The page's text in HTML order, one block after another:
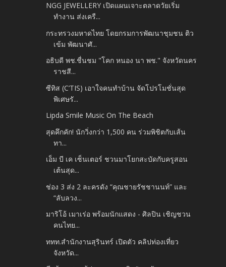
NGG JEWELLERY เปิดแผนเจาะตลาดวัยเริ่ม
ทำงาน ส่งเครื...
กระทรวงมหาดไทย โดยกรมการพัฒนาชุมชน ติว
เข้ม พัฒนาศั...
อธิบดี พช.ชื่นชม "โคก หนอง นา พช." จังหวัดนคร
ราชสี...
ซีทิส (C’TIS) เอาใจคนทำบ้าน จัดโปรโมชั่นสุด
พิเศษรั...
Lipda Smile Music On The Beach
สุดคึกคัก! นักวิ่งกว่า 1,500 คน ร่วมพิชิตกับเส้น
ทา...
เอ็ม บี เค เซ็นเตอร์ ชวนมาโยกสะบัดกับครูสอน
เต้นสุด...
ช่อง 3 ส่ง 2 ละครดัง “คุณชายรัชชานนท์” และ
“ลับลวง...
มาริโอ้ เมาเร่อ พร้อมนักแสดง - ศิลปิน เชิญชวน
คนไทย...
ททท.สำนักงานสุรินทร์ เปิดตัว คลิปท่องเที่ยว
จังหวัด...